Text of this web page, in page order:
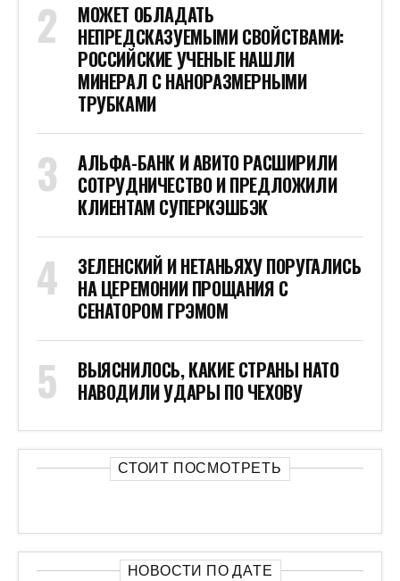
МОЖЕТ ОБЛАДАТЬ
НЕПРЕДСКАЗУЕМЫМИ СВОЙСТВАМИ:
РОССИЙСКИЕ УЧЕНЫЕ НАШЛИ
МИНЕРАЛ С НАНОРАЗМЕРНЫМИ
ТРУБКАМИ
АЛЬФА-БАНК И АВИТО РАСШИРИЛИ
СОТРУДНИЧЕСТВО И ПРЕДЛОЖИЛИ
КЛИЕНТАМ СУПЕРКЭШБЭК
ЗЕЛЕНСКИЙ И НЕТАНЬЯХУ ПОРУГАЛИСЬ
НА ЦЕРЕМОНИИ ПРОЩАНИЯ С
СЕНАТОРОМ ГРЭМОМ
ВЫЯСНИЛОСЬ, КАКИЕ СТРАНЫ НАТО
НАВОДИЛИ УДАРЫ ПО ЧЕХОВУ
СТОИТ ПОСМОТРЕТЬ
НОВОСТИ ПО ДАТЕ